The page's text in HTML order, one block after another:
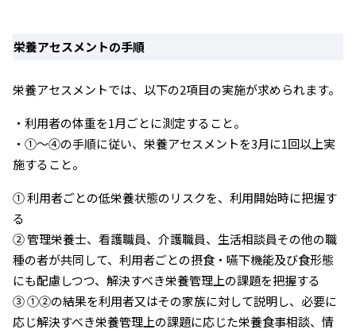
栄養アセスメントの手順
栄養アセスメントでは、以下の2項目の実施が求められます。
・利用者の体重を1月ごとに測定すること。
・①～④の手順に従い、栄養アセスメントを3月に1回以上実
施すること。
① 利用者ごとの低栄養状態のリスクを、利用開始時に把握す
る
② 管理栄養士、看護職員、介護職員、生活相談員その他の職
種の者が共同して、利用者ごとの摂食・嚥下機能及び食形態
にも配慮しつつ、解決すべき栄養管理上の課題を把握する
③ ①②の結果を利用者又はその家族に対して説明し、必要に
応じ解決すべき栄養管理上の課題に応じた栄養食事相談、情